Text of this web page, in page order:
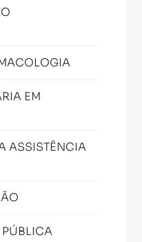
EM
ASSISTÊNCIA
PÚBLICA